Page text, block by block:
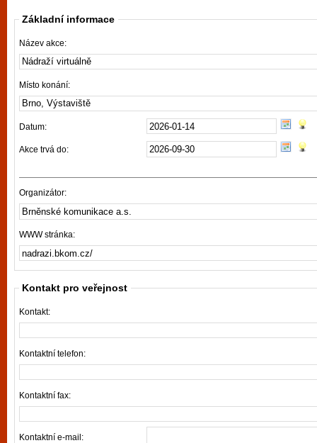
Základní informace
Název akce:
Místo konání:
Datum:
Akce trvá do:
Organizátor:
WWW stránka:
Kontakt pro veřejnost
Kontakt:
Kontaktní telefon:
Kontaktní fax:
Kontaktní e-mail:
metropoli naleznete širokou nabídku her
po moderní automaty jak pro pravidelné
příležitostné hráče. V...